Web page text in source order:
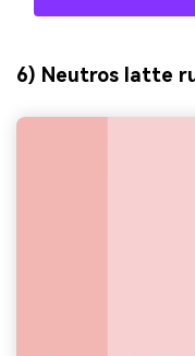
6) Neutros latte